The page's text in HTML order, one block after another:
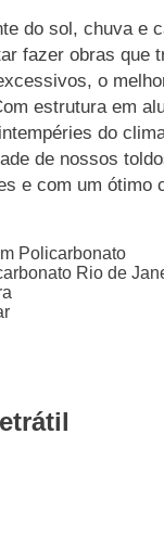
do sol, chuva e
fazer obras que
o
estrutura em
do
de nossos
e com um ótimo
Policarbonato
Rio de